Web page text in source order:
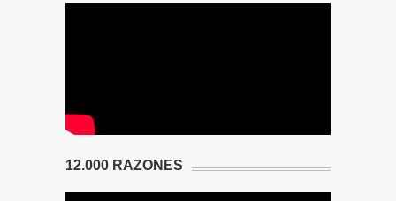
12.000 RAZONES